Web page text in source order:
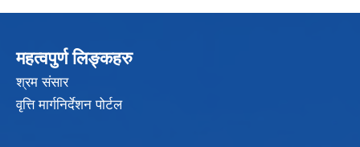
महत्वपुर्ण लिङ्कहरु
श्रम संसार
वृत्ति मार्गनिर्देशन पोर्टल